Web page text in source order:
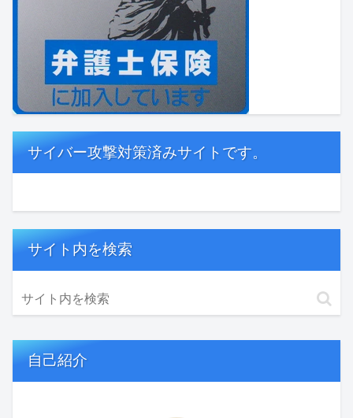
サイバー攻撃対策済みサイトです。
サイト内を検索
自己紹介